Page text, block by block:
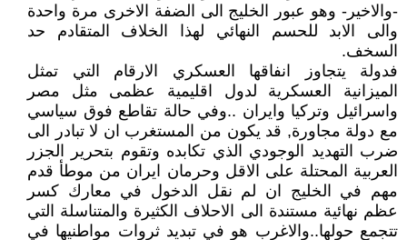
-والاخير- وهو عبور الخليج الى الضفة الاخرى مرة واحدة
والى الابد للحسم النهائي لهذا الخلاف المتقادم حد
السخف.
فدولة يتجاوز انفاقها العسكري الارقام التي تمثل
الميزانية العسكرية لدول اقليمية عظمى مثل مصر
واسرائيل وتركيا وايران ..وفي حالة تقاطع فوق سياسي
مع دولة مجاورة, قد يكون من المستغرب ان لا تبادر الى
ضرب التهديد الوجودي الذي تكابده وتقوم بتحرير الجزر
العربية المحتلة على الاقل وحرمان ايران من موطأ قدم
مهم في الخليج ان لم نقل الدخول في معارك كسر
عظم نهائية مستندة الى الاحلاف الكثيرة والمتناسلة التي
تتجمع حولها..والاغرب هو في تبديد ثروات مواطنيها في